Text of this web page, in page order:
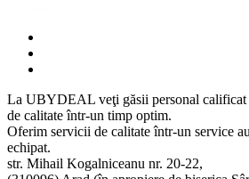
La UBYDEAL veţi găsii personal calificat
de calitate într-un timp optim.
Oferim servicii de calitate într-un service
echipat.
str. Mihail Kogalniceanu nr. 20-22,